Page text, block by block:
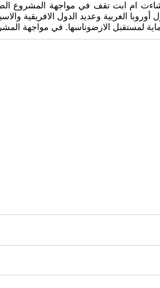
ام ابت تقف في مواجهة المشروع
أوروبا الغربية وعديد الدول الافريقية
لمستقبل الارضوناسها. في مواجهة